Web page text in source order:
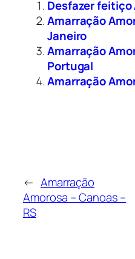
Desfazer feitiço
Amarração
Janeiro
Amarração
Portugal
Amarração
← Amarração
Amorosa – Canoas –
RS